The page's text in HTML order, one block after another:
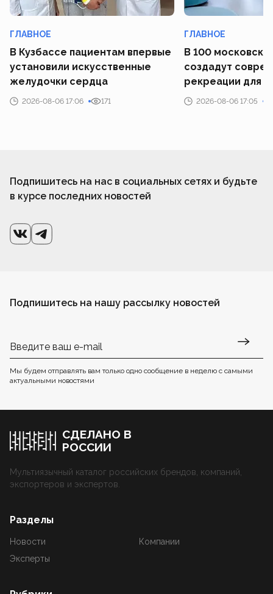
ГЛАВНОЕ
В Кузбассе пациентам впервые
установили искусственные
желудочки сердца
2026-08-06 17:06 171
ГЛАВНОЕ
В 100
создадут
рекреации для
2026-08-06 17:05
Подпишитесь на нас в социальных сетях и будьте
в курсе последних новостей
Подпишитесь на нашу рассылку новостей
Мы будем отправлять вам только одно сообщение в неделю с самыми
актуальными новостями
СДЕЛАНО В
РОССИИ
Мультиязычный каталог российских брендов, компаний,
экспортеров и экспертов.
Разделы
Новости
Компании
Эксперты